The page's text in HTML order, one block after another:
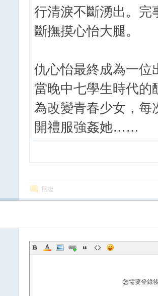
行清淚不斷湧出。完
斷撫摸心怡大腿。
仇心怡最終成為一位
當晚中七學生時代的
為改變青春少女，每
開禮服強姦她……
回復
您需要登錄